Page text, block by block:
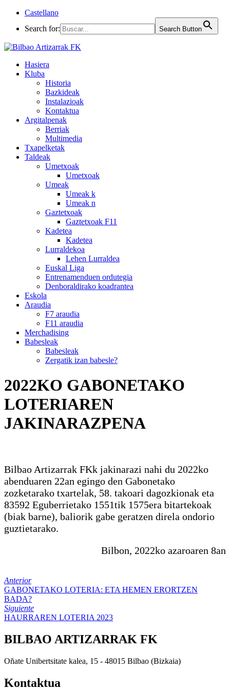
Castellano
Search for:
Search Button
Hasiera
Kluba
Historia
Bazkideak
Instalazioak
Kontaktua
Argitalpenak
Berriak
Multimedia
Txapelketak
Taldeak
Umetxoak
Umetxoak
Umeak
Umeak k
Umeak n
Gaztetxoak
Gaztetxoak F11
Kadetea
Kadetea
Lurraldekoa
Lehen Lurraldea
Euskal Liga
Entrenamenduen ordutegia
Denboraldirako koadrantea
Eskola
Araudia
F7 araudia
F11 araudia
Merchadising
Babesleak
Babesleak
Zergatik izan babesle?
2022KO GABONETAKO
LOTERIAREN
JAKINARAZPENA
Bilbao Artizarrak FKk jakinarazi nahi du 2022ko
abenduaren 22an egingo den Gabonetako
zozketarako txartelak, 58. takoari dagozkionak eta
83592 Eguberrietako 1551tik 1575era bitartekoak
(biak barne), baliorik gabe geratzen direla ondorio
guztietarako.
Bilbon, 2022ko azaroaren 8an
Anterior
GABONETAKO LOTERIA: ETA HEMEN ERORTZEN
BADA?
Siguiente
HAURRAREN LOTERIA 2023
BILBAO ARTIZARRAK FK
Oñate Unibertsitate kalea, 15 - 48015 Bilbao (Bizkaia)
Kontaktua